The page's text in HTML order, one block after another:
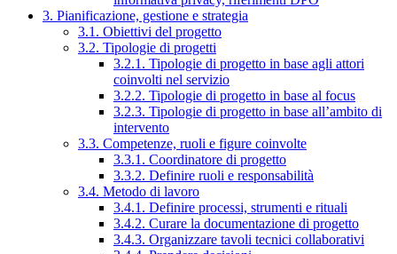
3. Pianificazione, gestione e strategia
3.1. Obiettivi del progetto
3.2. Tipologie di progetti
3.2.1. Tipologie di progetto in base agli attori
coinvolti nel servizio
3.2.2. Tipologie di progetto in base al focus
3.2.3. Tipologie di progetto in base all’ambito di
intervento
3.3. Competenze, ruoli e figure coinvolte
3.3.1. Coordinatore di progetto
3.3.2. Definire ruoli e responsabilità
3.4. Metodo di lavoro
3.4.1. Definire processi, strumenti e rituali
3.4.2. Curare la documentazione di progetto
3.4.3. Organizzare tavoli tecnici collaborativi